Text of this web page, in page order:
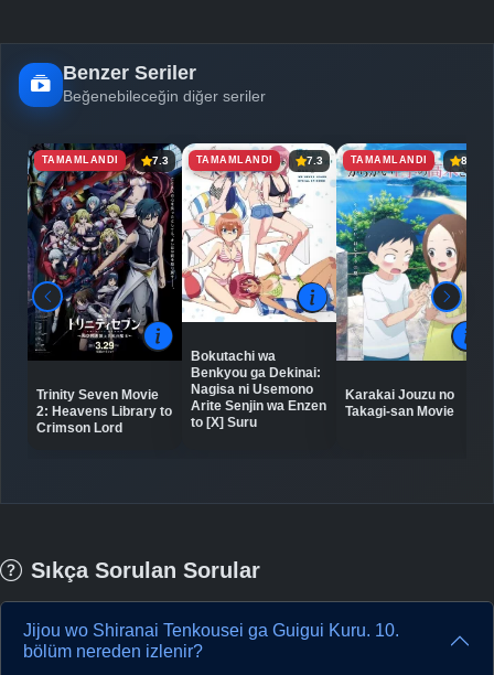
Benzer Seriler
Beğenebileceğin diğer seriler
TAMAMLANDI 7.3
Trinity Seven Movie
2: Heavens Library to
Crimson Lord
TAMAMLANDI 7.3
Bokutachi wa
Benkyou ga Dekinai:
Nagisa ni Usemono
Arite Senjin wa Enzen
to [X] Suru
TAMAMLANDI 8.4
Karakai Jouzu no
Takagi-san Movie
Sıkça Sorulan Sorular
Jijou wo Shiranai Tenkousei ga Guigui Kuru. 10.
bölüm nereden izlenir?